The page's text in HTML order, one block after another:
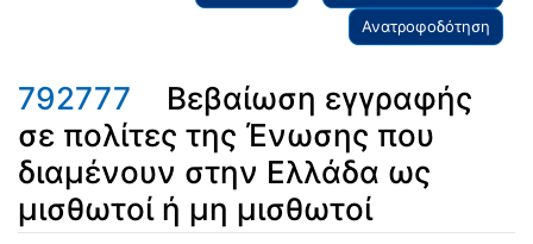
Ανατροφοδότηση
792777
Βεβαίωση εγγραφής
σε πολίτες της Ένωσης που
διαμένουν στην Ελλάδα ως
μισθωτοί ή μη μισθωτοί